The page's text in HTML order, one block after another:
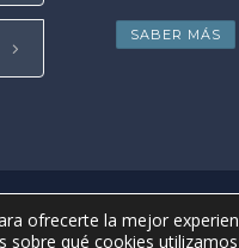
SABER MÁS
ofrecerte la mejor
sobre qué cookies